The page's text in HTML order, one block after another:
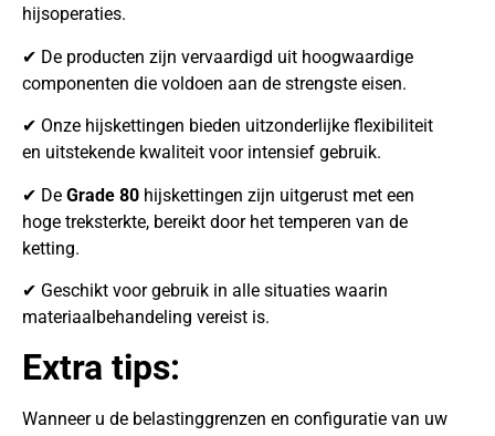
hijsoperaties.
✔ De producten zijn vervaardigd uit hoogwaardige
componenten die voldoen aan de strengste eisen.
✔ Onze hijskettingen bieden uitzonderlijke flexibiliteit
en uitstekende kwaliteit voor intensief gebruik.
✔ De Grade 80 hijskettingen zijn uitgerust met een
hoge treksterkte, bereikt door het temperen van de
ketting.
✔ Geschikt voor gebruik in alle situaties waarin
materiaalbehandeling vereist is.
Extra tips:
Wanneer u de belastinggrenzen en configuratie van uw